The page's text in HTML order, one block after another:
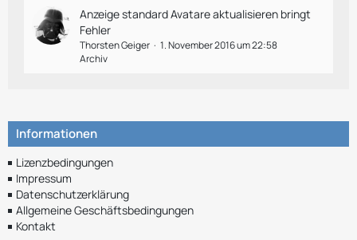
Anzeige standard Avatare aktualisieren bringt
Fehler
Thorsten Geiger
1. November 2016 um 22:58
Archiv
Informationen
Lizenzbedingungen
Impressum
Datenschutzerklärung
Allgemeine Geschäftsbedingungen
Kontakt